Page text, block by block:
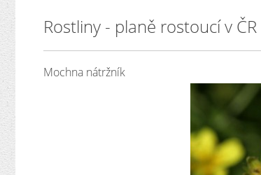
Rostliny - planě rostoucí v ČR
Mochna nátržník